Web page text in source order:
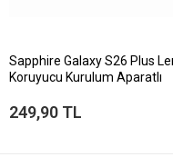
Sapphire Galaxy S26 Plus
Koruyucu Kurulum Aparatlı
249,90 TL